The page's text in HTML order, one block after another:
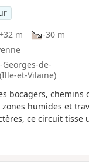
m
-30 m
de-
et-Vilaine)
bocagers, chemins
humides et
ce circuit tisse
agricole
ce circuit.